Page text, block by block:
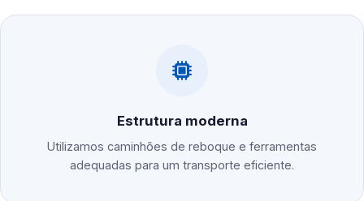
Estrutura moderna
Utilizamos caminhões de reboque e ferramentas
adequadas para um transporte eficiente.